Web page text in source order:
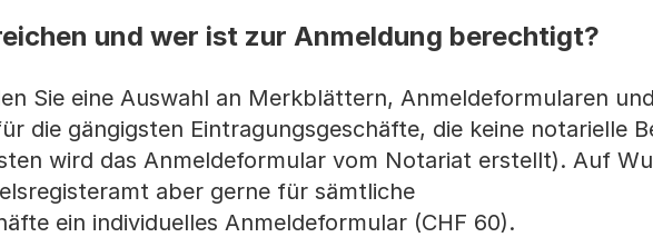
und wer ist zur Anmeldung berechtigt?
Sie eine Auswahl an Merkblättern, Anmeldeformularen
die gängigsten Eintragungsgeschäfte, die keine notarielle
wird das Anmeldeformular vom Notariat erstellt). Auf
aber gerne für sämtliche
ein individuelles Anmeldeformular (CHF 60).